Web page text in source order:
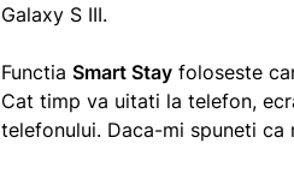
Galaxy S III.
Functia Smart Stay foloseste
Cat timp va uitati la telefon,
telefonului. Daca-mi spuneti